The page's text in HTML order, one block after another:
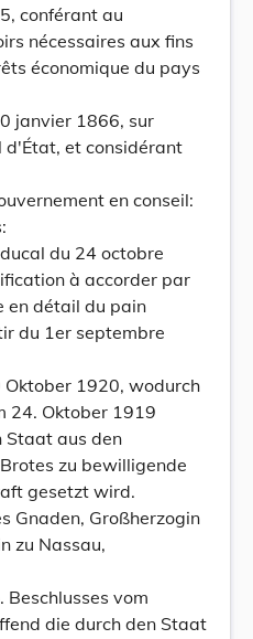
conférant au
nécessaires aux fins
économique du pays
janvier 1866, sur
d'État, et considérant
en conseil:
du 24 octobre
à accorder par
en détail du pain
du 1er septembre
Oktober 1920, wodurch
24. Oktober 1919
Staat aus den
zu bewilligende
gesetzt wird.
Gnaden, Großherzogin
zu Nassau,
Beschlusses vom
die durch den Staat